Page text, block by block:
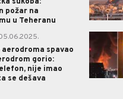
požar na
u Teheranu
spavao
gorio:
nije imao
se dešava